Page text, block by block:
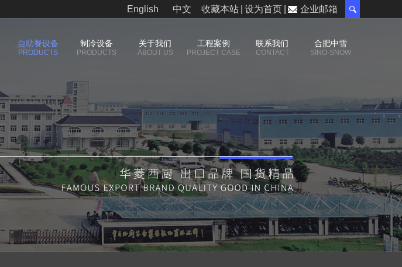
English 中文 收藏本站 设为首页 企业邮箱
自助餐设备
PRODUCTS
制冷设备
PRODUCTS
关于我们
ABOUT US
工程案例
PROJECT CASE
联系我们
CONTACT
合肥中雪
SINO-SNOW